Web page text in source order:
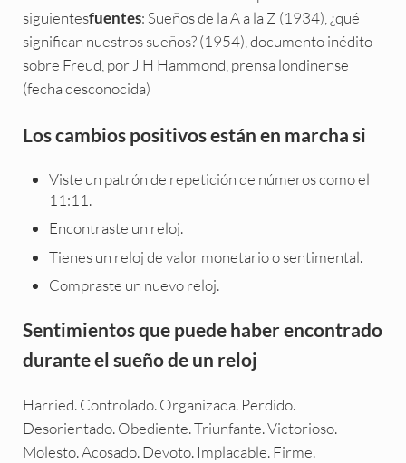
siguientesfuentes: Sueños de la A a la Z (1934), ¿qué
significan nuestros sueños? (1954), documento inédito
sobre Freud, por J H Hammond, prensa londinense
(fecha desconocida)
Los cambios positivos están en marcha si
Viste un patrón de repetición de números como el
11:11.
Encontraste un reloj.
Tienes un reloj de valor monetario o sentimental.
Compraste un nuevo reloj.
Sentimientos que puede haber encontrado
durante el sueño de un reloj
Harried. Controlado. Organizada. Perdido.
Desorientado. Obediente. Triunfante. Victorioso.
Molesto. Acosado. Devoto. Implacable. Firme.